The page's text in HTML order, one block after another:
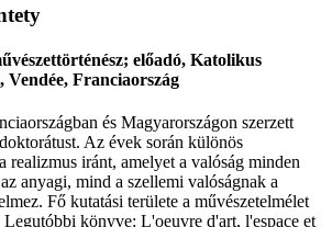
előadó, Katolikus
Vendée, Franciaország
és Magyarországon szerzett
Az évek során különös
realizmus iránt, amelyet a valóság minden
anyagi, mind a szellemi valóságnak a
Fő kutatási területe a művészetelmélet
Legutóbbi könyve: L'oeuvre d'art, l'espace et